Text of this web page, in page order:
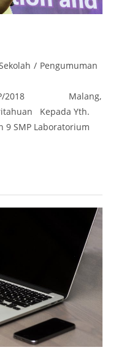
/ Pengumuman
PP/2018 Malang,
Kepada Yth.
9 SMP Laboratorium